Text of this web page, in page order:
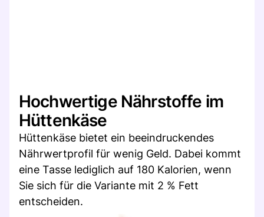
Hochwertige Nährstoffe im
Hüttenkäse
Hüttenkäse bietet ein beeindruckendes
Nährwertprofil für wenig Geld. Dabei kommt
eine Tasse lediglich auf 180 Kalorien, wenn
Sie sich für die Variante mit 2 % Fett
entscheiden.